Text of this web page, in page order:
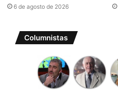
6 de agosto de 2026
Columnistas